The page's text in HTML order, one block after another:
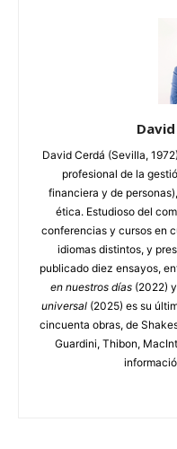
David Cerdá (Sevilla,
profesional de la
financiera y de
ética. Estudioso del
conferencias y cursos en
idiomas distintos, y
publicado diez ensayos,
en nuestros días(2022) y
universal(2025) es su
cincuenta obras, de
Guardini, Thibon,